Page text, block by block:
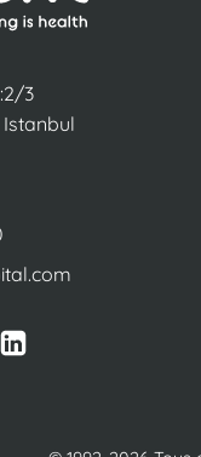
3
Istanbul